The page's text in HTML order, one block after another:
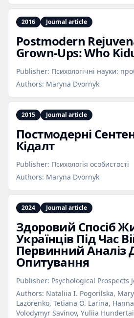
2016 Journal article
Postmodern
Grown‑Ups: Who
Publisher: Психологічні науки:
Authors: Maryna Dvornyk
2015 Journal article
Постмодерні
Кідалт
Publisher: Психологія особистості
Authors: Maryna Dvornyk
2024 Journal article
Здоровий Спосіб
Українців Під Час
Первинний Аналіз
Опитування
Publisher: Psychological Prospects
Authors: Nataliia I. Pogorilska,
Lazorenko, Tetiana O. Larina,
Volodymyr Savinov, Yuliia